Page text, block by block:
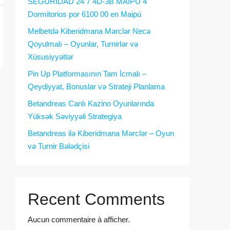
Dormitorios por 6100 00 en Maipú
Melbetdə Kiberidmana Mərclər Necə
Qoyulmalı – Oyunlar, Turnirlər və
Xüsusiyyətlər
Pin Up Platformasının Tam İcmalı –
Qeydiyyat, Bonuslar və Strateji Planlama
Betandreas Canlı Kazino Oyunlarında
Yüksək Səviyyəli Strategiya
Betandreas ilə Kiberidmana Mərclər – Oyun
və Turnir Bələdçisi
Recent Comments
Aucun commentaire à afficher.